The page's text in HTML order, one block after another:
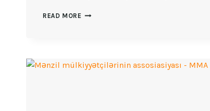
READ MORE YAŞAYIŞ
ŞƏRTDIR?